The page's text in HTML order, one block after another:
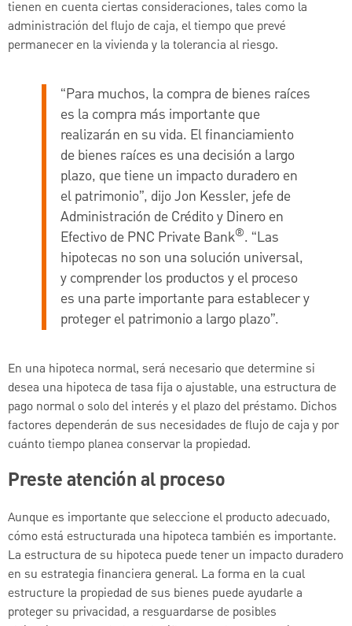
tienen en cuenta ciertas consideraciones, tales como la
administración del flujo de caja, el tiempo que prevé
permanecer en la vivienda y la tolerancia al riesgo.
“Para muchos, la compra de bienes raíces
es la compra más importante que
realizarán en su vida. El financiamiento
de bienes raíces es una decisión a largo
plazo, que tiene un impacto duradero en
el patrimonio”, dijo Jon Kessler, jefe de
Administración de Crédito y Dinero en
Efectivo de PNC Private Bank®. “Las
hipotecas no son una solución universal,
y comprender los productos y el proceso
es una parte importante para establecer y
proteger el patrimonio a largo plazo”.
En una hipoteca normal, será necesario que determine si
desea una hipoteca de tasa fija o ajustable, una estructura de
pago normal o solo del interés y el plazo del préstamo. Dichos
factores dependerán de sus necesidades de flujo de caja y por
cuánto tiempo planea conservar la propiedad.
Preste atención al proceso
Aunque es importante que seleccione el producto adecuado,
cómo está estructurada una hipoteca también es importante.
La estructura de su hipoteca puede tener un impacto duradero
en su estrategia financiera general. La forma en la cual
estructure la propiedad de sus bienes puede ayudarle a
proteger su privacidad, a resguardarse de posibles